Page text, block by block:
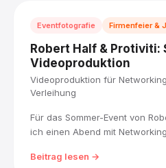
Eventfotografie Firmenfeier &
Robert Half & Protiviti:
Videoproduktion
Videoproduktion für
Verleihung
Für das Sommer-Event von
ich einen Abend mit
entspannten Beach-Club-
Beitrag lesen →